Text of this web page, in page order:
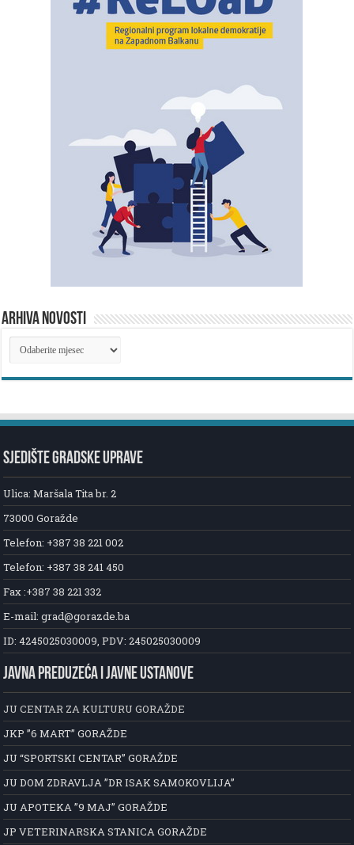
ARHIVA NOVOSTI
ARHIVA
NOVOSTI
SJEDIŠTE GRADSKE UPRAVE
Ulica: Maršala Tita br. 2
73000 Goražde
Telefon: +387 38 221 002
Telefon: +387 38 241 450
Fax :+387 38 221 332
E-mail: grad@gorazde.ba
ID: 4245025030009, PDV: 245025030009
JAVNA PREDUZEĆA I JAVNE USTANOVE
JU CENTAR ZA KULTURU GORAŽDE
JKP ”6 MART” GORAŽDE
JU “SPORTSKI CENTAR” GORAŽDE
JU DOM ZDRAVLJA ”DR ISAK SAMOKOVLIJA”
JU APOTEKA ”9 MAJ” GORAŽDE
JP VETERINARSKA STANICA GORAŽDE